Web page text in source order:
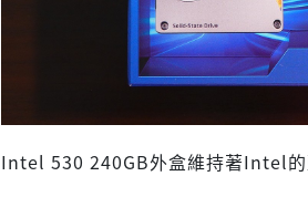
Intel 530 240GB外盒維持著Intel的